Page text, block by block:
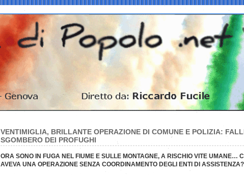
VENTIMIGLIA, BRILLANTE OPERAZIONE DI COMUNE E POLIZIA:
SGOMBERO DEI PROFUGHI
ORA SONO IN FUGA NEL FIUME E SULLE MONTAGNE, A RISCHIO VITE UMANE…
AVEVA UNA OPERAZIONE SENZA COORDINAMENTO DEGLI ENTI DI ASSISTENZA?